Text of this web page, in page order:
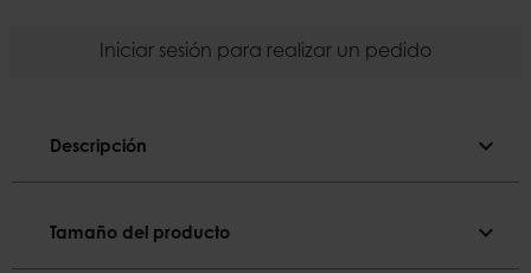
Iniciar sesión para realizar un pedido
Descripción expand_more
ColorTamaño del producto expand_more